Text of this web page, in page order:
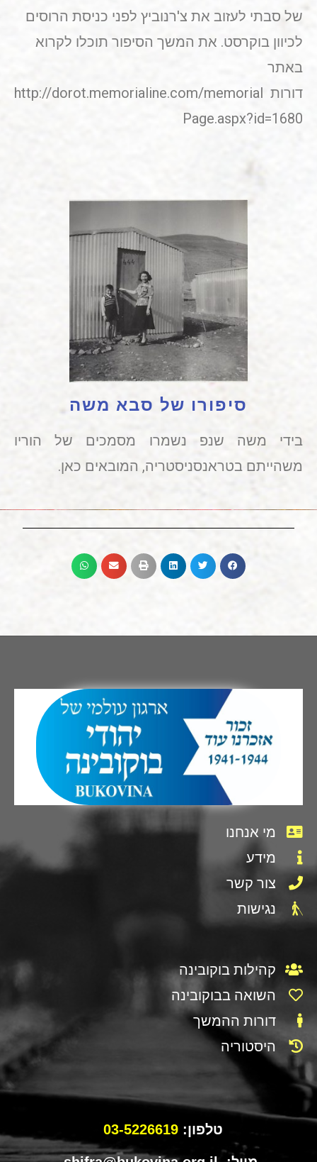
של סבתי לעזוב את צ'רנוביץ לפני כניסת הרוסים
לכיוון בוקרסט. את המשך הסיפור תוכלו לקרוא
באתר
דורות http://dorot.memorialine.com/memorial
Page.aspx?id=1680
סיפורו של סבא משה
בידי משה שנפ נשמרו מסמכים של הוריו
משהייתם בטראנסניסטריה, המובאים כאן.
מי אנחנו
מידע
צור קשר
נגישות
קהילות בוקובינה
השואה בבוקובינה
דורות ההמשך
היסטוריה
טלפון:03-5226619